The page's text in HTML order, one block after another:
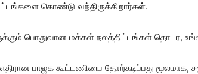
கொண்டு வந்திருக்கிறார்கள்.
பொதுவான மக்கள் நலத்திட்டங்கள் தொடர,
எதிரான பாஜக கூட்டணியை தோற்கடிப்பது